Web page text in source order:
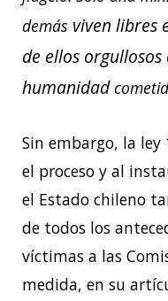
demás viven libres
de ellos
humanidad
Sin embargo, la
el proceso y al
el Estado chileno
de todos los
víctimas a las
medida, en su